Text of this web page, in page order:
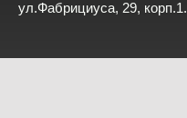
ул.Фабрициуса, 29, корп.1.